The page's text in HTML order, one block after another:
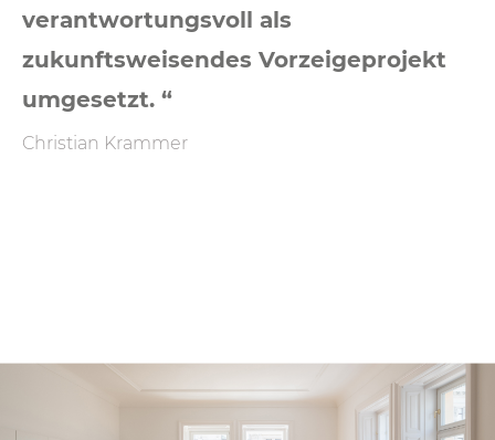
verantwortungsvoll als
zukunftsweisendes Vorzeigeprojekt
umgesetzt. “
Christian Krammer